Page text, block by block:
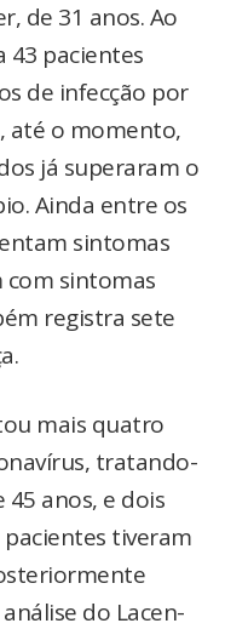
de 31 anos. Ao
43 pacientes
de infecção por
até o momento,
já superaram o
Ainda entre os
sintomas
com sintomas
registra sete
mais quatro
tratando-
45 anos, e dois
pacientes tiveram
do Lacen-